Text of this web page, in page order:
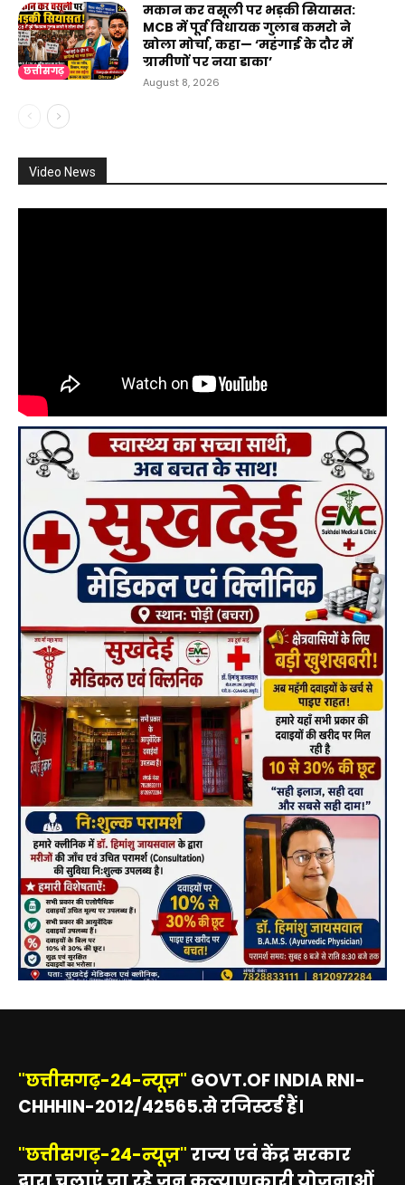
छत्तीसगढ़
मकान कर वसूली पर भड़की सियासत:
MCB में पूर्व विधायक गुलाब कमरो ने
खोला मोर्चा, कहा— ‘महंगाई के दौर में
ग्रामीणों पर नया डाका’
August 8, 2026
Video News
"छत्तीसगढ़-24-न्यूज़" GOVT.OF INDIA RNI-
CHHHIN-2012/42565.से रजिस्टर्ड हैं।
"छत्तीसगढ़-24-न्यूज़"राज्य एवं केंद्र सरकार